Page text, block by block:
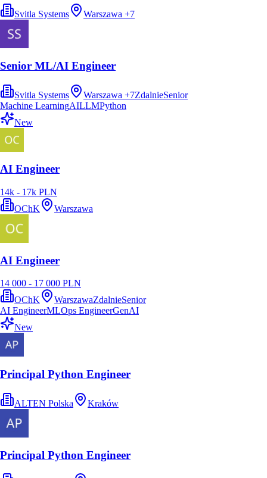
Svitla Systems Warszawa +7
Senior ML/AI Engineer
Svitla Systems Warszawa +7ZdalnieSenior
Machine LearningAILLMPython
New
AI Engineer
14k - 17k PLN
OChK
Warszawa
AI Engineer
14 000 - 17 000 PLN
OChK
WarszawaZdalnieSenior
AI EngineerMLOps EngineerGenAI
New
Principal Python Engineer
ALTEN Polska Kraków
Principal Python Engineer